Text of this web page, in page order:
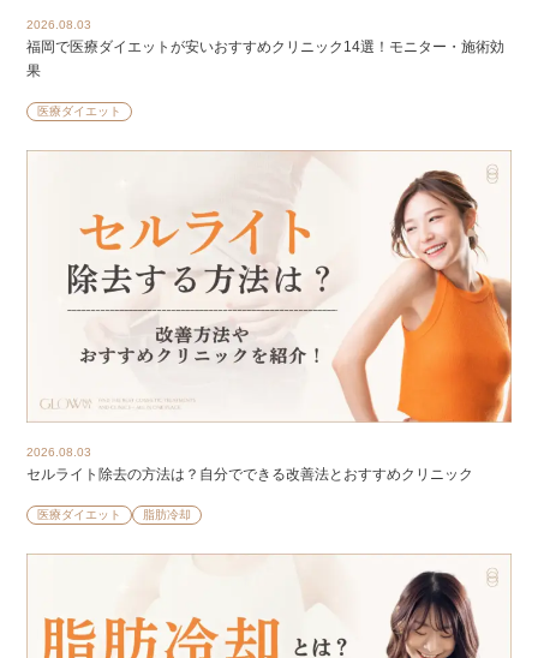
2026.08.03
福岡で医療ダイエットが安いおすすめクリニック14選！モニター・施術効
果
医療ダイエット
2026.08.03
セルライト除去の方法は？自分でできる改善法とおすすめクリニック
医療ダイエット 脂肪冷却